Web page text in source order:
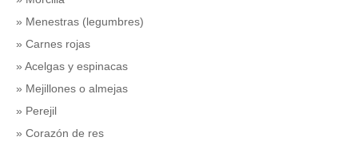
Menestras (legumbres)
Carnes rojas
Acelgas y espinacas
Mejillones o almejas
Perejil
Corazón de res